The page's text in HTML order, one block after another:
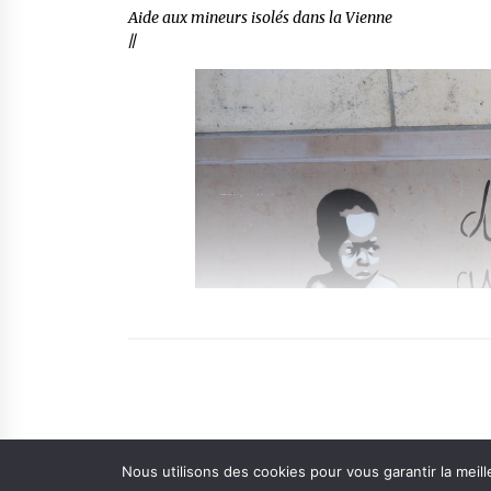
Aide aux mineurs isolés dans la Vienne
//
Nous utilisons des cookies pour vous garantir la